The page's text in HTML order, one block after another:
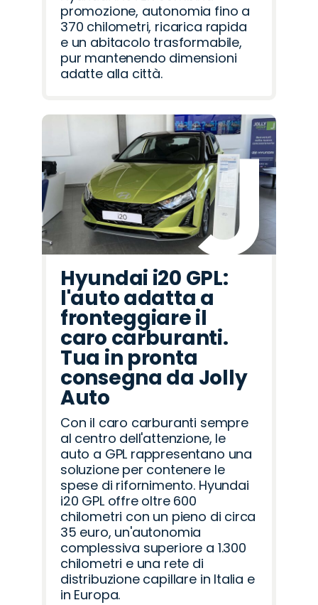
promozione, autonomia fino a
370 chilometri, ricarica rapida
e un abitacolo trasformabile,
pur mantenendo dimensioni
adatte alla città.
Hyundai i20 GPL:
l'auto adatta a
fronteggiare il
caro carburanti.
Tua in pronta
consegna da Jolly
Auto
Con il caro carburanti sempre
al centro dell'attenzione, le
auto a GPL rappresentano una
soluzione per contenere le
spese di rifornimento. Hyundai
i20 GPL offre oltre 600
chilometri con un pieno di circa
35 euro, un'autonomia
complessiva superiore a 1.300
chilometri e una rete di
distribuzione capillare in Italia e
in Europa.